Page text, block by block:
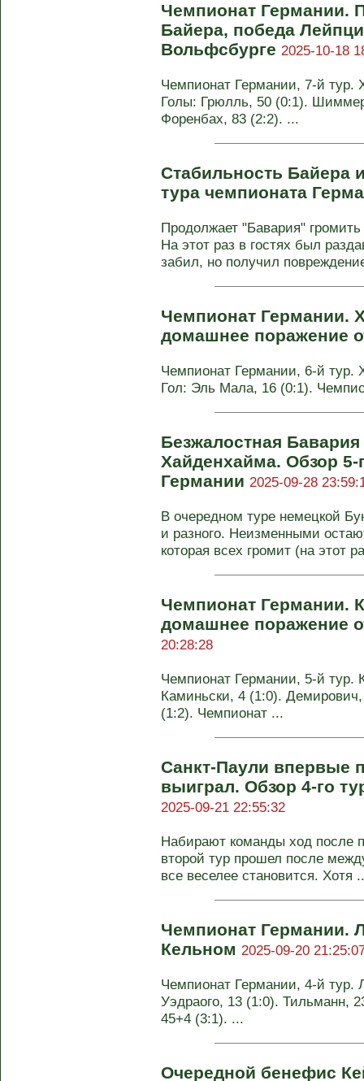
Чемпионат Германии.
Байера, победа
Вольфсбурге 2025-10-18
Чемпионат Германии, 7-й тур.
Голы: Грюлль, 50 (0:1).
Форенбах, 83 (2:2). ...
Стабильность Байера
тура чемпионата
Продолжает "Бавария"
На этот раз в гостях был
забил, но получил
Чемпионат Германии.
домашнее поражение
Чемпионат Германии, 6-й
Гол: Эль Мала, 16 (0:1).
Безжалостная
Хайденхайма. Обзор 5-
Германии 2025-09-28
В очередном туре немецкой
и разного. Неизменными
которая всех громит (на этот
Чемпионат Германии.
домашнее поражение
20:28:28
Чемпионат Германии, 5-й тур.
Каминьски, 4 (1:0).
(1:2). Чемпионат ...
Санкт-Паули впервые
выиграл. Обзор 4-го
2025-09-21 22:55:32
Набирают команды ход после
второй тур прошел после
все веселее становится. Хотя
Чемпионат Германии.
Кельном 2025-09-20
Чемпионат Германии, 4-й тур.
Уэдраого, 13 (1:0). Тильманн,
45+4 (3:1). ...
Очередной бенефис